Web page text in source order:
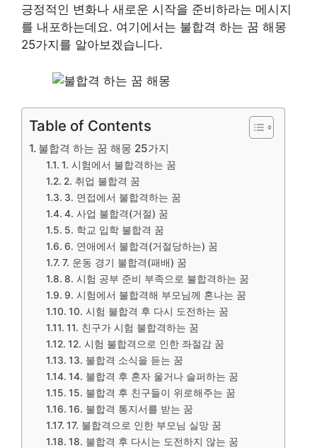
긍정적인 변화나 새로운 시작을 준비하라는 메시지
를 내포하는데요. 여기에서는 불합격 하는 꿈 해몽
25가지를 알아보겠습니다.
Table of Contents
불합격 하는 꿈 해몽 25가지
1. 시험에서 불합격하는 꿈
2. 취업 불합격 꿈
3. 면접에서 불합격하는 꿈
4. 사업 불합격(거절) 꿈
5. 학교 입학 불합격 꿈
6. 연애에서 불합격(거절당하는) 꿈
7. 운동 경기 불합격(패배) 꿈
8. 시험 공부 준비 부족으로 불합격하는 꿈
9. 시험에서 불합격해 부모님께 혼나는 꿈
10. 시험 불합격 후 다시 도전하는 꿈
11. 친구가 시험 불합격하는 꿈
12. 시험 불합격으로 인한 좌절감 꿈
13. 불합격 소식을 듣는 꿈
14. 불합격 후 혼자 울거나 슬퍼하는 꿈
15. 불합격 후 친구들이 위로해주는 꿈
16. 불합격 통지서를 받는 꿈
17. 불합격으로 인한 부모님 실망 꿈
18. 불합격 후 다시는 도전하지 않는 꿈